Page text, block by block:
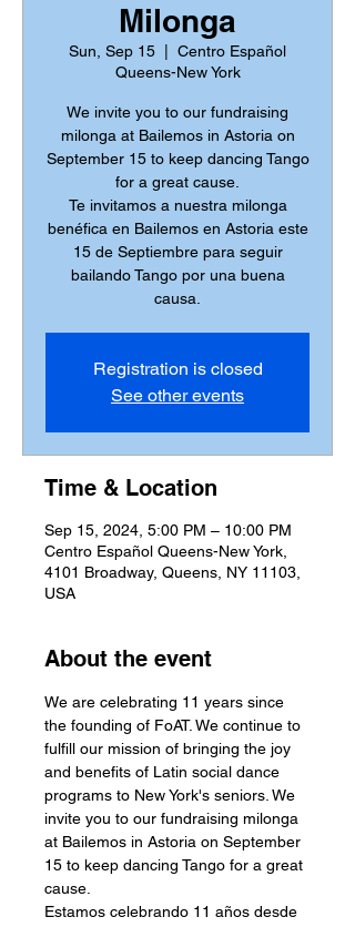
Milonga
Sun, Sep 15
Centro Español
Queens-New York
We invite you to our fundraising
milonga at Bailemos in Astoria on
September 15 to keep dancing Tango
for a great cause.
Te invitamos a nuestra milonga
benéfica en Bailemos en Astoria este
15 de Septiembre para seguir
bailando Tango por una buena
Registration is closed
See other events
Time & Location
Sep 15, 2024, 5:00 PM – 10:00 PM
Centro Español Queens-New York,
4101 Broadway, Queens, NY 11103,
USA
About the event
We are celebrating 11 years since
the founding of FoAT. We continue to
fulfill our mission of bringing the joy
and benefits of Latin social dance
programs to New York's seniors. We
invite you to our fundraising milonga
at Bailemos in Astoria on September
15 to keep dancing Tango for a great
cause.
Estamos celebrando 11 años desde